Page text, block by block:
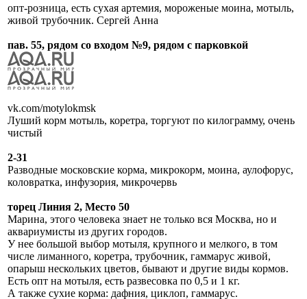
опт-розница, есть сухая артемия, мороженые моина, мотыль,
живой трубочник. Сергей Анна
пав. 55, рядом со входом №9, рядом с парковкой
vk.com/motylokmsk
Луший корм мотыль, коретра, торгуют по килограмму, очень
чистый
2-31
Разводные московские корма, микрокорм, моина, аулофорус,
коловратка, инфузория, микрочервь
торец Линия 2, Место 50
Марина, этого человека знает не только вся Москва, но и
аквариумисты из других городов.
У нее большой выбор мотыля, крупного и мелкого, в том
числе лиманного, коретра, трубочник, гаммарус живой,
опарыш нескольких цветов, бывают и другие виды кормов.
Есть опт на мотыля, есть развесовка по 0,5 и 1 кг.
А также сухие корма: дафния, циклоп, гаммарус.